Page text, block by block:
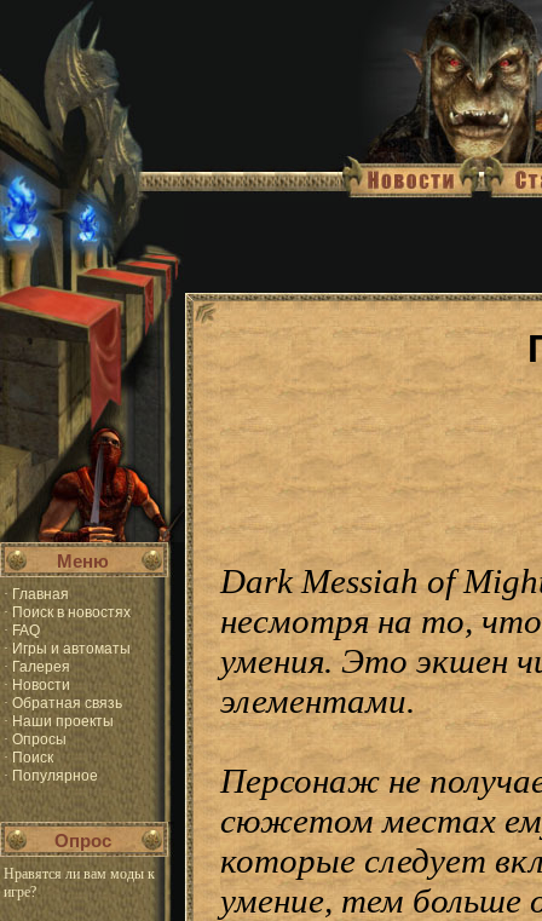
Меню
· Главная
· Поиск в новостях
· FAQ
· Игры и автоматы
· Галерея
· Новости
· Обратная связь
· Наши проекты
· Опросы
· Поиск
· Популярное
Опрос
Нравятся ли вам моды к
игре?
Dark Messiah of
несмотря на то,
умения. Это экшен
элементами.
Персонаж не
сюжетом местах
которые следует
умение, тем больше